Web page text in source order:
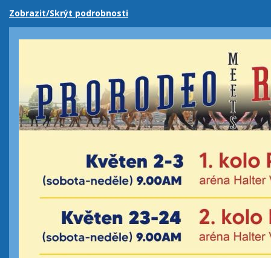
Zobrazit/Skrýt podrobnosti